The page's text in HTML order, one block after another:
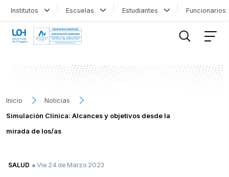
Institutos Escuelas Estudiantes
Inicio
Noticias
Simulación Clínica: Alcances y objetivos desde la
mirada de los/as
SALUD ● Vie 24 de Marzo 2023